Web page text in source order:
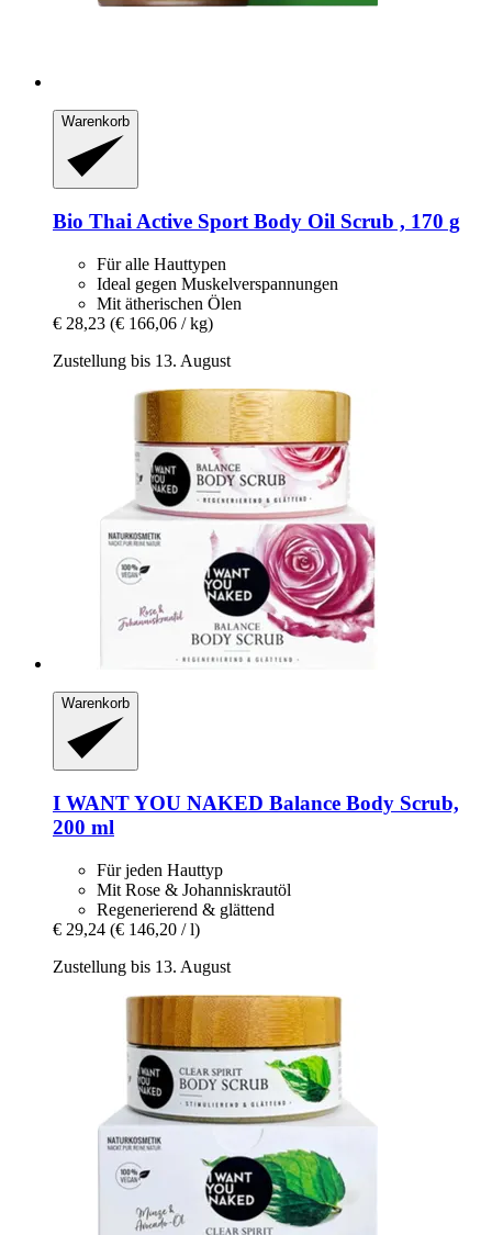
Warenkorb
Bio Thai Active Sport Body Oil Scrub , 170 g
Für alle Hauttypen
Ideal gegen Muskelverspannungen
Mit ätherischen Ölen
€ 28,23 (€ 166,06 / kg)
Zustellung bis 13. August
Warenkorb
I WANT YOU NAKED Balance Body Scrub,
200 ml
Für jeden Hauttyp
Mit Rose & Johanniskrautöl
Regenerierend & glättend
€ 29,24 (€ 146,20 / l)
Zustellung bis 13. August